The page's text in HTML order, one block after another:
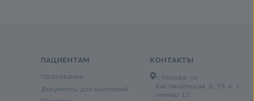
ПАЦИЕНТАМ
Страхование
Документы для налоговой
КОНТАКТЫ
г. Москва, ул.
Кастанаевская, д. 55, к. 2,
помещ. 12